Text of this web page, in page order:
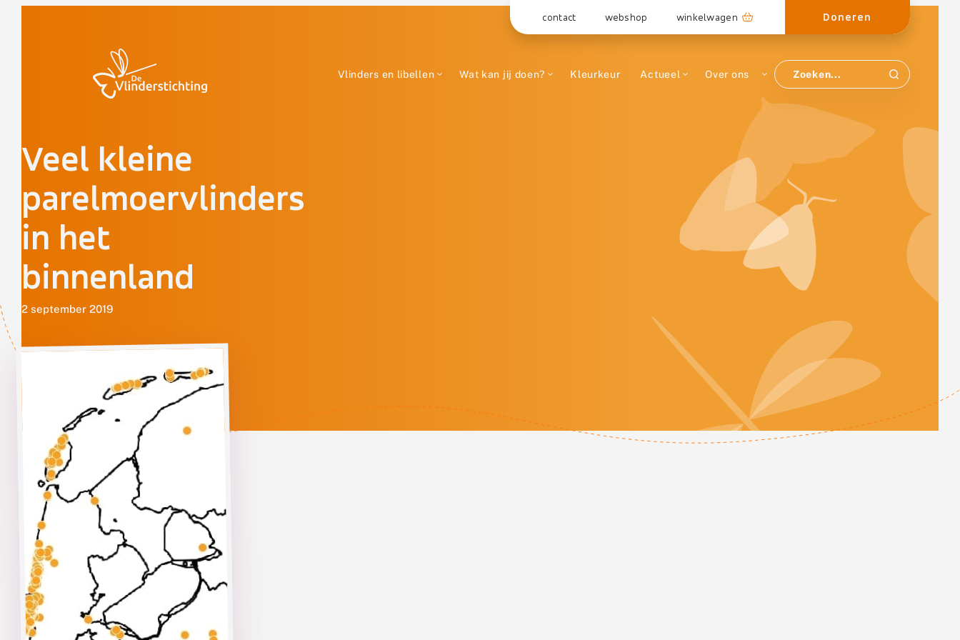
contact webshop winkelwagen Doneren
Vlinders en libellen Wat kan jij doen? Kleurkeur Actueel Over ons
Veel kleine
parelmoervlinders
in het
binnenland
2 september 2019